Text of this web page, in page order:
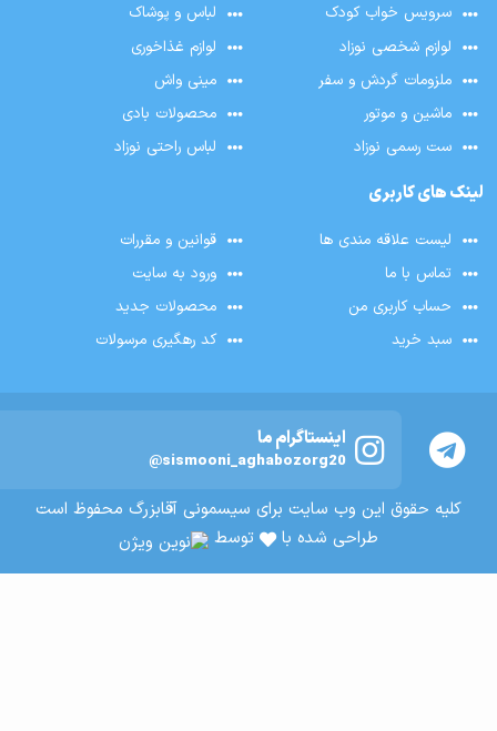
سرویس خواب کودک
لباس و پوشاک
لوازم شخصی نوزاد
لوازم غذاخوری
ملزومات گردش و سفر
مینی واش
ماشین و موتور
محصولات بادی
ست رسمی نوزاد
لباس راحتی نوزاد
لینک های کاربری
لیست علاقه مندی ها
قوانین و مقررات
تماس با ما
ورود به سایت
حساب کاربری من
محصولات جدید
سبد خرید
کد رهگیری مرسولات
کلیه حقوق این وب سایت برای سیسمونی آقابزرگ محفوظ است
طراحی شده با
توسط
اینستاگرام ما
@sismooni_aghabozorg20